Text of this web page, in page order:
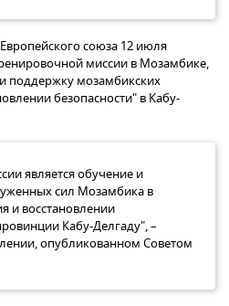
союза 12 июля
миссии в Мозамбике,
поддержку мозамбикских
безопасности" в Кабу-
является обучение и
сил Мозамбика в
и восстановлении
Кабу-Делгаду", –
опубликованном Советом